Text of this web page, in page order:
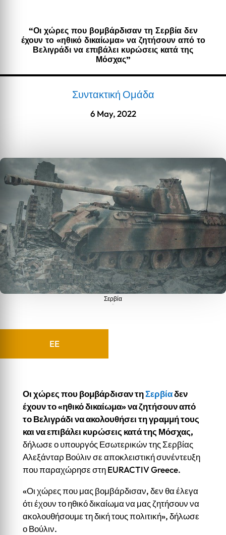
“Οι χώρες που βομβάρδισαν τη Σερβία δεν
έχουν το «ηθικό δικαίωμα» να ζητήσουν από το
Βελιγράδι να επιβάλει κυρώσεις κατά της
Μόσχας”
Συντακτική Ομάδα
6 May, 2022
Σερβία
EE
Οι χώρες που βομβάρδισαν τηΣερβίαδεν
έχουν το «ηθικό δικαίωμα» να ζητήσουν από
το Βελιγράδι να ακολουθήσει τη γραμμή τους
και να επιβάλει κυρώσεις κατά της Μόσχας,
δήλωσε ο υπουργός Εσωτερικών της Σερβίας
Αλεξάνταρ Βούλιν σε αποκλειστική συνέντευξη
που παραχώρησε στη EURACTIV Greece.
«Οι χώρες που μας βομβάρδισαν, δεν θα έλεγα
ότι έχουν το ηθικό δικαίωμα να μας ζητήσουν να
ακολουθήσουμε τη δική τους πολιτική», δήλωσε
ο Βούλιν.